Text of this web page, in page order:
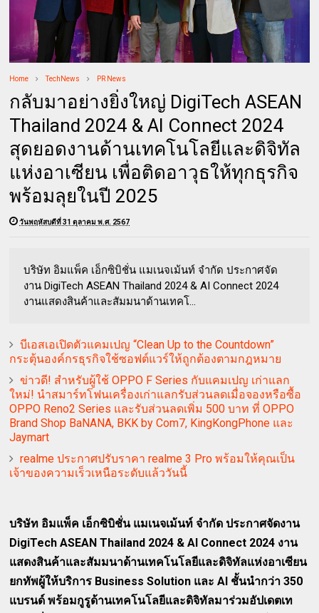
Home TechNews PR News
กลับมาอย่างยิ่งใหญ่ DigiTech ASEAN
Thailand 2024 & AI Connect 2024
สุดยอดงานด้านเทคโนโลยีและดิจิทัล
แห่งอาเซียน เพื่อติดอาวุธให้ทุกธุรกิจ
พร้อมลุยในปี 2025
วันพฤหัสบดีที่ 31 ตุลาคม พ.ศ. 2567
บริษัท อิมแพ็ค เอ็กซิบิชั่น แมเนจเม้นท์ จำกัด ประกาศจัด
งาน DigiTech ASEAN Thailand 2024 & AI Connect 2024
งานแสดงสินค้าและสัมมนาด้านเทคโ...
บีเอสเอเปิดตัวแคมเปญ “Clean Up to the Countdown”
กระตุ้นองค์กรธุรกิจใช้ซอฟต์แวร์ให้ถูกต้องตามกฎหมาย
ข่าวดี! สำหรับผู้ใช้ OPPO F Series กับแคมเปญ เก่าแลก
ใหม่! นำสมาร์ทโฟนเครื่องเก่าแลกรับส่วนลดเมื่อจองหรือซื้อ
OPPO Reno2 Series และรับส่วนลดเพิ่ม 500 บาท ที่ OPPO
Brand Shop BaNANA, BKK by Com7, KingKongPhone และ
Jaymart
realme ประกาศปรับราคา realme 3 Pro พร้อมให้คุณเป็น
เจ้าของความเร็วเหนือระดับแล้ววันนี้
บริษัท อิมแพ็ค เอ็กซิบิชั่น แมเนจเม้นท์ จำกัด ประกาศจัดงาน
DigiTech ASEAN Thailand 2024 & AI Connect 2024 งาน
แสดงสินค้าและสัมมนาด้านเทคโนโลยีและดิจิทัลแห่งอาเซียน
ยกทัพผู้ให้บริการ Business Solution และ AI ชั้นนำกว่า 350
แบรนด์ พร้อมกูรูด้านเทคโนโลยีและดิจิทัลมาร่วมอัปเดตเท